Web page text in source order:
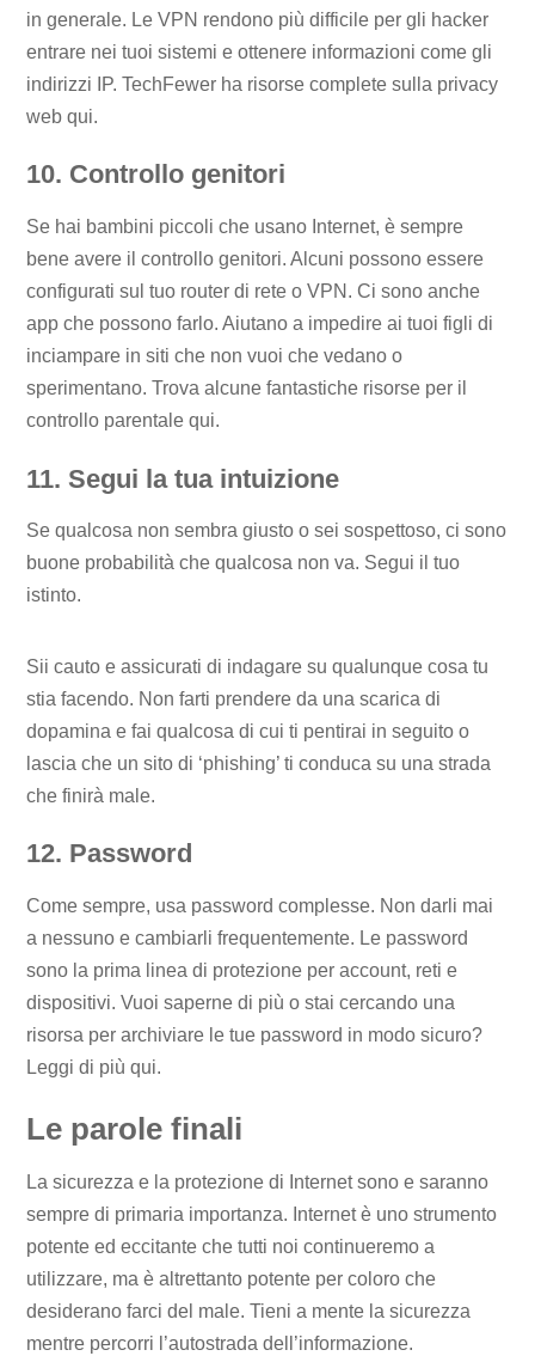
in generale. Le VPN rendono più difficile per gli hacker
entrare nei tuoi sistemi e ottenere informazioni come gli
indirizzi IP. TechFewer ha risorse complete sulla privacy
web qui.
10. Controllo genitori
Se hai bambini piccoli che usano Internet, è sempre
bene avere il controllo genitori. Alcuni possono essere
configurati sul tuo router di rete o VPN. Ci sono anche
app che possono farlo. Aiutano a impedire ai tuoi figli di
inciampare in siti che non vuoi che vedano o
sperimentano. Trova alcune fantastiche risorse per il
controllo parentale qui.
11. Segui la tua intuizione
Se qualcosa non sembra giusto o sei sospettoso, ci sono
buone probabilità che qualcosa non va. Segui il tuo
istinto.
Sii cauto e assicurati di indagare su qualunque cosa tu
stia facendo. Non farti prendere da una scarica di
dopamina e fai qualcosa di cui ti pentirai in seguito o
lascia che un sito di ‘phishing’ ti conduca su una strada
che finirà male.
12. Password
Come sempre, usa password complesse. Non darli mai
a nessuno e cambiarli frequentemente. Le password
sono la prima linea di protezione per account, reti e
dispositivi. Vuoi saperne di più o stai cercando una
risorsa per archiviare le tue password in modo sicuro?
Leggi di più qui.
Le parole finali
La sicurezza e la protezione di Internet sono e saranno
sempre di primaria importanza. Internet è uno strumento
potente ed eccitante che tutti noi continueremo a
utilizzare, ma è altrettanto potente per coloro che
desiderano farci del male. Tieni a mente la sicurezza
mentre percorri l’autostrada dell’informazione.